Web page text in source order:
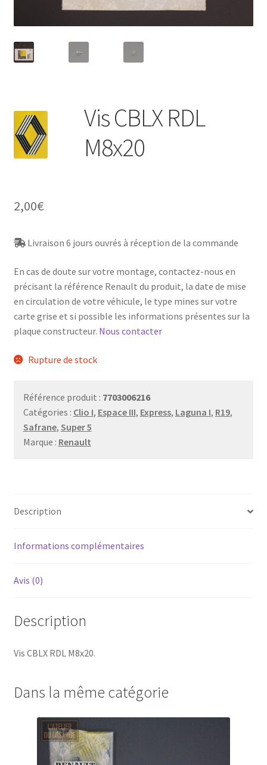
Vis CBLX RDL
M8x20
2,00€
Livraison 6 jours ouvrés à réception de la commande
En cas de doute sur votre montage, contactez-nous en
précisant la référence Renault du produit, la date de mise
en circulation de votre véhicule, le type mines sur votre
carte grise et si possible les informations présentes sur la
plaque constructeur. Nous contacter
Rupture de stock
Référence produit : 7703006216
Catégories : Clio I, Espace III, Express, Laguna I, R19,
Safrane, Super 5
Marque : Renault
Description
Informations complémentaires
Avis (0)
Description
Vis CBLX RDL M8x20.
Dans la même catégorie